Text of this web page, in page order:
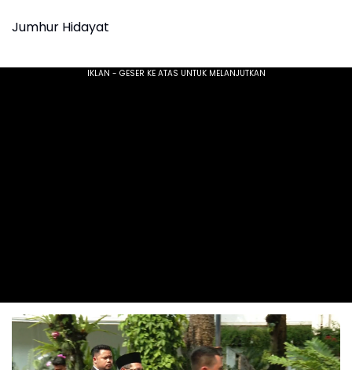
Jumhur Hidayat